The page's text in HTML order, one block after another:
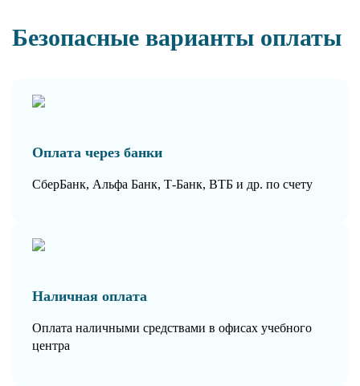
Безопасные варианты оплаты
Оплата через банки
СберБанк, Альфа Банк, Т-Банк, ВТБ и др. по счету
Наличная оплата
Оплата наличными средствами в офисах учебного
центра